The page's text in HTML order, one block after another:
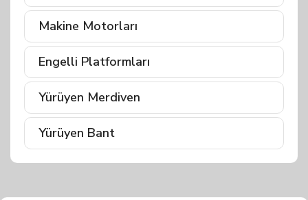
Makine Motorları
Engelli Platformları
Yürüyen Merdiven
Yürüyen Bant